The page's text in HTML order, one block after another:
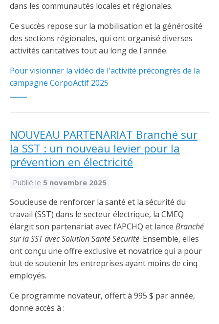
dans les communautés locales et régionales.
Ce succès repose sur la mobilisation et la générosité
des sections régionales, qui ont organisé diverses
activités caritatives tout au long de l'année.
Pour visionner la vidéo de l'activité précongrès de la
campagne CorpoActif 2025
NOUVEAU PARTENARIAT Branché sur
la SST : un nouveau levier pour la
prévention en électricité
Publié le 5 novembre 2025
Soucieuse de renforcer la santé et la sécurité du
travail (SST) dans le secteur électrique, la CMEQ
élargit son partenariat avec l’APCHQ et lance Branché
sur la SST avec Solution Santé Sécurité. Ensemble, elles
ont conçu une offre exclusive et novatrice qui a pour
but de soutenir les entreprises ayant moins de cinq
employés.
Ce programme novateur, offert à 995 $ par année,
donne accès à :